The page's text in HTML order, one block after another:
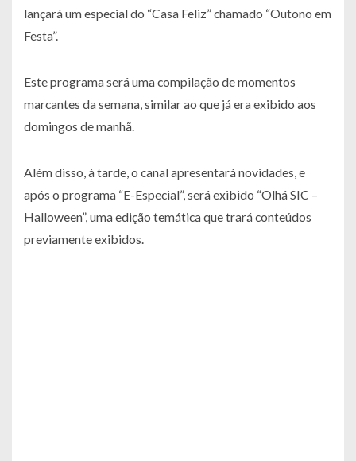
lançará um especial do “Casa Feliz” chamado “Outono em
Festa”.
Este programa será uma compilação de momentos
marcantes da semana, similar ao que já era exibido aos
domingos de manhã.
Além disso, à tarde, o canal apresentará novidades, e
após o programa “E-Especial”, será exibido “Olhá SIC –
Halloween”, uma edição temática que trará conteúdos
previamente exibidos.